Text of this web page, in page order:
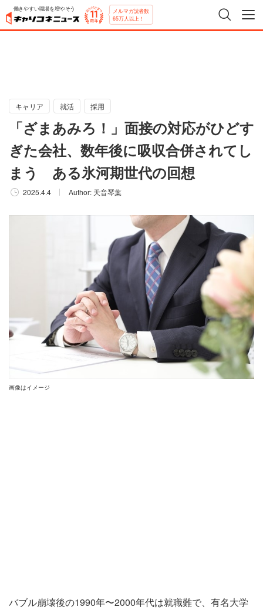
働きやすい職場を増やそう メルマガ読者数
65万人以上！
キャリア 就活 採用
「ざまあみろ！」面接の対応がひどす
ぎた会社、数年後に吸収合併されてし
まう ある氷河期世代の回想
2025.4.4 Author: 天音琴葉
画像はイメージ
バブル崩壊後の1990年〜2000年代は就職難で、有名大学